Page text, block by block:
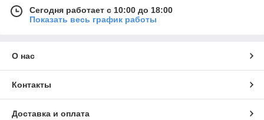
Сегодня работает с 10:00 до 18:00
Показать весь график работы
О нас
Контакты
Доставка и оплата